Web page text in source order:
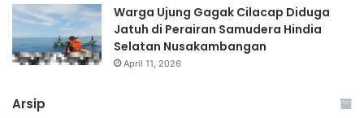
Warga Ujung Gagak Cilacap Diduga
Jatuh di Perairan Samudera Hindia
Selatan Nusakambangan
April 11, 2026
Arsip